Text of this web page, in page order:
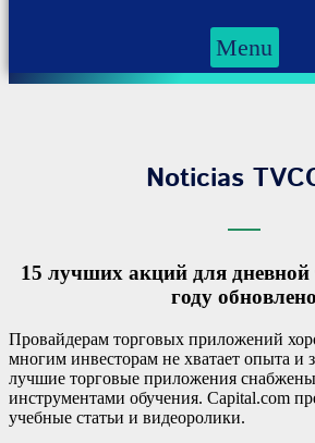
Menu
Noticias
15 лучших акций для дневной
году обновлено
Провайдерам торговых приложений
многим инвесторам не хватает опыта и
лучшие торговые приложения
инструментами обучения. Capital.com
учебные статьи и видеоролики.